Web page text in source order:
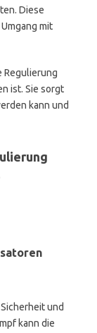
Diese
mit
Regulierung
ist. Sie sorgt
kann und
und
kann die